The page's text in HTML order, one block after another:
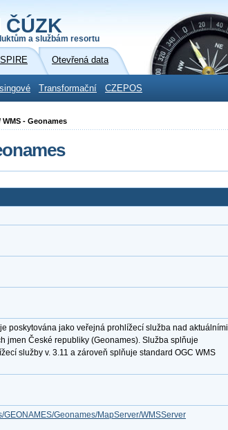
a službám resortu
Otevřená data
Transformační CZEPOS
- Geonames
poskytována jako veřejná prohlížecí služba nad aktuálními
jmen České republiky (Geonames). Služba splňuje
služby v. 3.11 a zároveň splňuje standard OGC WMS
GEONAMES/Geonames/MapServer/WMSServer